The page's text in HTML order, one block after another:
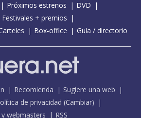
Próximos estrenos
DVD
Festivales + premios
Box-office Guía / directorio
Recomienda
Sugiere una web
de privacidad (Cambiar)
y webmasters RSS